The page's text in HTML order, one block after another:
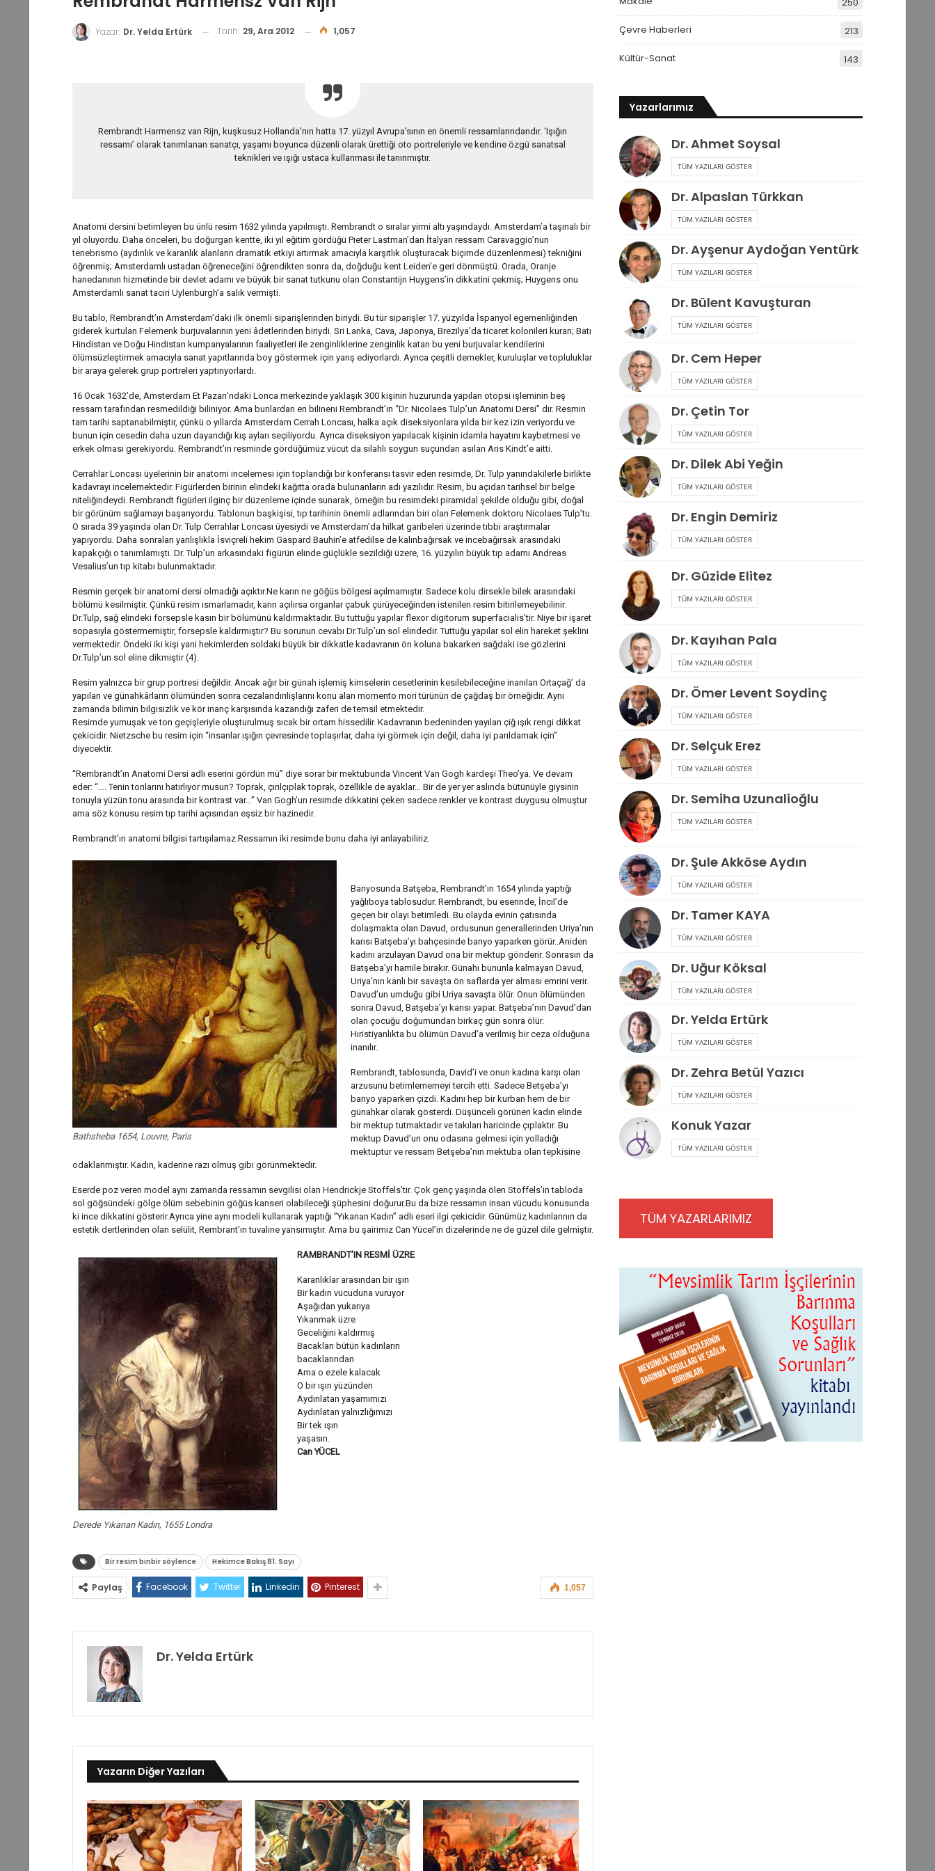
Yazar: Dr. Yelda Ertürk Tarih: 29, Ara 2012 1,057
Rembrandt Harmensz van Rijn, kuşkusuz Hollanda’nın hatta 17. yüzyıl Avrupa’sının en önemli ressamlarındandır. ‘Işığın
ressamı’ olarak tanımlanan sanatçı, yaşamı boyunca düzenli olarak ürettiği oto portreleriyle ve kendine özgü sanatsal
teknikleri ve ışığı ustaca kullanması ile tanınmıştır.
Anatomi dersini betimleyen bu ünlü resim 1632 yılında yapılmıştı. Rembrandt o sıralar yirmi altı yaşındaydı. Amsterdam’a taşınalı bir
yıl oluyordu. Daha önceleri, bu doğurgan kentte, iki yıl eğitim gördüğü Pieter Lastman’dan İtalyan ressam Caravaggio’nun
tenebrismo (aydınlık ve karanlık alanların dramatik etkiyi artırmak amacıyla karşıtlık oluşturacak biçimde düzenlenmesi) tekniğini
öğrenmiş; Amsterdamlı ustadan öğreneceğini öğrendikten sonra da, doğduğu kent Leiden’e geri dönmüştü. Orada, Oranje
hanedanının hizmetinde bir devlet adamı ve büyük bir sanat tutkunu olan Constantijn Huygens’in dikkatini çekmiş; Huygens onu
Amsterdamlı sanat taciri Uylenburgh’a salık vermişti.
Bu tablo, Rembrandt’ın Amsterdam’daki ilk önemli siparişlerinden biriydi. Bu tür siparişler 17. yüzyılda İspanyol egemenliğinden
giderek kurtulan Felemenk burjuvalarının yeni âdetlerinden biriydi. Sri Lanka, Cava, Japonya, Brezilya’da ticaret kolonileri kuran; Batı
Hindistan ve Doğu Hindistan kumpanyalarının faaliyetleri ile zenginliklerine zenginlik katan bu yeni burjuvalar kendilerini
ölümsüzleştirmek amacıyla sanat yapıtlarında boy göstermek için yarış ediyorlardı. Ayrıca çeşitli dernekler, kuruluşlar ve topluluklar
bir araya gelerek grup portreleri yaptırıyorlardı.
16 Ocak 1632’de, Amsterdam Et Pazarı’ndaki Lonca merkezinde yaklaşık 300 kişinin huzurunda yapılan otopsi işleminin beş
ressam tarafından resmedildiği biliniyor. Ama bunlardan en bilineni Rembrandt’ın “Dr. Nicolaes Tulp’un Anatomi Dersi” dir. Resmin
tam tarihi saptanabilmiştir, çünkü o yıllarda Amsterdam Cerrah Loncası, halka açık diseksiyonlara yılda bir kez izin veriyordu ve
bunun için cesedin daha uzun dayandığı kış ayları seçiliyordu. Ayrıca diseksiyon yapılacak kişinin idamla hayatını kaybetmesi ve
erkek olması gerekiyordu. Rembrandt’ın resminde gördüğümüz vücut da silahlı soygun suçundan asılan Aris Kindt’e aitti.
Cerrahlar Loncası üyelerinin bir anatomi incelemesi için toplandığı bir konferansı tasvir eden resimde, Dr. Tulp yanındakilerle birlikte
kadavrayı incelemektedir. Figürlerden birinin elindeki kağıtta orada bulunanların adı yazılıdır. Resim, bu açıdan tarihsel bir belge
niteliğindeydi. Rembrandt figürleri ilginç bir düzenleme içinde sunarak, örneğin bu resimdeki piramidal şekilde olduğu gibi, doğal
bir görünüm sağlamayı başarıyordu. Tablonun başkişisi, tıp tarihinin önemli adlarından biri olan Felemenk doktoru Nicolaes Tulp’tu.
O sırada 39 yaşında olan Dr. Tulp Cerrahlar Loncası üyesiydi ve Amsterdam’da hilkat garibeleri üzerinde tıbbi araştırmalar
yapıyordu. Daha sonraları yanlışlıkla İsviçreli hekim Gaspard Bauhin’e atfedilse de kalınbağırsak ve incebağırsak arasındaki
kapakçığı o tanımlamıştı. Dr. Tulp’un arkasındaki figürün elinde güçlükle sezildiği üzere, 16. yüzyılın büyük tıp adamı Andreas
Vesalius’un tıp kitabı bulunmaktadır.
Resmin gerçek bir anatomi dersi olmadığı açıktır.Ne karın ne göğüs bölgesi açılmamıştır. Sadece kolu dirsekle bilek arasındaki
bölümü kesilmiştir. Çünkü resim ısmarlamadır, karın açılırsa organlar çabuk çürüyeceğinden istenilen resim bitirilemeyebilinir.
Dr.Tulp, sağ elindeki forsepsle kasın bir bölümünü kaldırmaktadır. Bu tuttuğu yapılar flexor digitorum superfacialis’tir. Niye bir işaret
sopasıyla göstermemiştir, forsepsle kaldırmıştır? Bu sorunun cevabı Dr.Tulp’un sol elindedir. Tuttuğu yapılar sol elin hareket şeklini
vermektedir. Öndeki iki kişi yani hekimlerden soldaki büyük bir dikkatle kadavranın ön koluna bakarken sağdaki ise gözlerini
Dr.Tulp’un sol eline dikmiştir (4).
Resim yalnızca bir grup portresi değildir. Ancak ağır bir günah işlemiş kimselerin cesetlerinin kesilebileceğine inanılan Ortaçağ’ da
yapılan ve günahkârların ölümünden sonra cezalandırılışlarını konu alan momento mori türünün de çağdaş bir örneğidir. Aynı
zamanda bilimin bilgisizlik ve kör inanç karşısında kazandığı zaferi de temsil etmektedir.
Resimde yumuşak ve ton geçişleriyle oluşturulmuş sıcak bir ortam hissedilir. Kadavranın bedeninden yayılan çiğ ışık rengi dikkat
çekicidir. Nietzsche bu resim için “insanlar ışığın çevresinde toplaşırlar, daha iyi görmek için değil, daha iyi parıldamak için”
diyecektir.
“Rembrandt’ın Anatomi Dersi adlı eserini gördün mü” diye sorar bir mektubunda Vincent Van Gogh kardeşi Theo’ya. Ve devam
eder: “…. Tenin tonlarını hatırlıyor musun? Toprak, çırılçıplak toprak, özellikle de ayaklar… Bir de yer yer aslında bütünüyle giysinin
tonuyla yüzün tonu arasında bir kontrast var…” Van Gogh’un resimde dikkatini çeken sadece renkler ve kontrast duygusu olmuştur
ama söz konusu resim tıp tarihi açısından eşsiz bir hazinedir.
Rembrandt’ın anatomi bilgisi tartışılamaz.Ressamın iki resimde bunu daha iyi anlayabiliriz.
Bathsheba 1654, Louvre, Paris
Banyosunda Batşeba, Rembrandt’ın 1654 yılında yaptığı
yağlıboya tablosudur. Rembrandt, bu eserinde, İncil’de
geçen bir olayı betimledi. Bu olayda evinin çatısında
dolaşmakta olan Davud, ordusunun generallerinden Uriya’nın
karısı Batşeba’yı bahçesinde banyo yaparken görür..Aniden
kadını arzulayan Davud ona bir mektup gönderir. Sonrasın da
Batşeba’yı hamile bırakır. Günahı bununla kalmayan Davud,
Uriya’nın kanlı bir savaşta ön saflarda yer alması emrini verir.
Davud’un umduğu gibi Uriya savaşta ölür. Onun ölümünden
sonra Davud, Batşeba’yı karısı yapar. Batşeba’nın Davud’dan
olan çocuğu doğumundan birkaç gün sonra ölür.
Hıristiyanlıkta bu ölümün Davud’a verilmiş bir ceza olduğuna
inanılır.
Rembrandt, tablosunda, David’i ve onun kadına karşı olan
arzusunu betimlememeyi tercih etti. Sadece Betşeba’yı
banyo yaparken çizdi. Kadını hep bir kurban hem de bir
günahkar olarak gösterdi. Düşünceli görünen kadın elinde
bir mektup tutmaktadır ve takıları haricinde çıplaktır. Bu
mektup Davud’un onu odasına gelmesi için yolladığı
mektuptur ve ressam Betşeba’nın mektuba olan tepkisine
odaklanmıştır. Kadın, kaderine razı olmuş gibi görünmektedir.
Eserde poz veren model aynı zamanda ressamın sevgilisi olan Hendrickje Stoffels’tir. Çok genç yaşında ölen Stoffels’in tabloda
sol göğsündeki gölge ölüm sebebinin göğüs kanseri olabileceği şüphesini doğurur.Bu da bize ressamın insan vücudu konusunda
ki ince dikkatini gösterir.Ayrıca yine aynı modeli kullanarak yaptığı ”Yıkanan Kadın” adlı eseri ilgi çekicidir. Günümüz kadınlarının da
estetik dertlerinden olan selülit, Rembrant’ın tuvaline yansımıştır. Ama bu şairimiz Can Yücel’in dizelerinde ne de güzel dile gelmiştir.
Derede Yıkanan Kadın, 1655 Londra
RAMBRANDT’IN RESMİ ÜZRE
Karanlıklar arasından bir ışın
Bir kadın vücuduna vuruyor
Aşağıdan yukarıya
Yıkanmak üzre
Geceliğini kaldırmış
Bacakları bütün kadınların
bacaklarından
Ama o ezele kalacak
O bir ışın yüzünden
Aydınlatan yaşamımızı
Aydınlatan yalnızlığımızı
Bir tek ışın
yaşasın.
Can YÜCEL
Bir resim binbir söylence Hekimce Bakış 81. Sayı
1,057
Paylaş Facebook Twitter Linkedin Pinterest
Dr. Yelda Ertürk
Yazarın Diğer Yazıları
250
Çevre Haberleri 213
Kültür-Sanat 143
Yazarlarımız
Dr. Ahmet Soysal
TÜM YAZILARI GÖSTER
Dr. Alpaslan Türkkan
TÜM YAZILARI GÖSTER
Dr. Ayşenur Aydoğan Yentürk
TÜM YAZILARI GÖSTER
Dr. Bülent Kavuşturan
TÜM YAZILARI GÖSTER
Dr. Cem Heper
TÜM YAZILARI GÖSTER
Dr. Çetin Tor
TÜM YAZILARI GÖSTER
Dr. Dilek Abi Yeğin
TÜM YAZILARI GÖSTER
Dr. Engin Demiriz
TÜM YAZILARI GÖSTER
Dr. Güzide Elitez
TÜM YAZILARI GÖSTER
Dr. Kayıhan Pala
TÜM YAZILARI GÖSTER
Dr. Ömer Levent Soydinç
TÜM YAZILARI GÖSTER
Dr. Selçuk Erez
TÜM YAZILARI GÖSTER
Dr. Semiha Uzunalioğlu
TÜM YAZILARI GÖSTER
Dr. Şule Akköse Aydın
TÜM YAZILARI GÖSTER
Dr. Tamer KAYA
TÜM YAZILARI GÖSTER
Dr. Uğur Köksal
TÜM YAZILARI GÖSTER
Dr. Yelda Ertürk
TÜM YAZILARI GÖSTER
Dr. Zehra Betül Yazıcı
TÜM YAZILARI GÖSTER
Konuk Yazar
TÜM YAZILARI GÖSTER
TÜM YAZARLARIMIZ